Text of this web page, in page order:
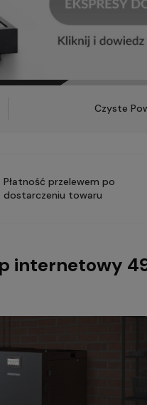
Czyste
Płatność przelewem po
dostarczeniu towaru
internetowy